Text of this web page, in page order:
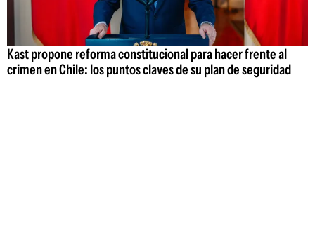
Kast propone reforma constitucional para hacer frente al
crimen en Chile: los puntos claves de su plan de seguridad